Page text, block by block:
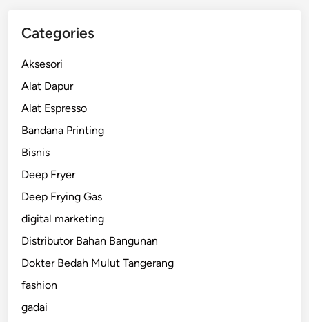
Categories
Aksesori
Alat Dapur
Alat Espresso
Bandana Printing
Bisnis
Deep Fryer
Deep Frying Gas
digital marketing
Distributor Bahan Bangunan
Dokter Bedah Mulut Tangerang
fashion
gadai